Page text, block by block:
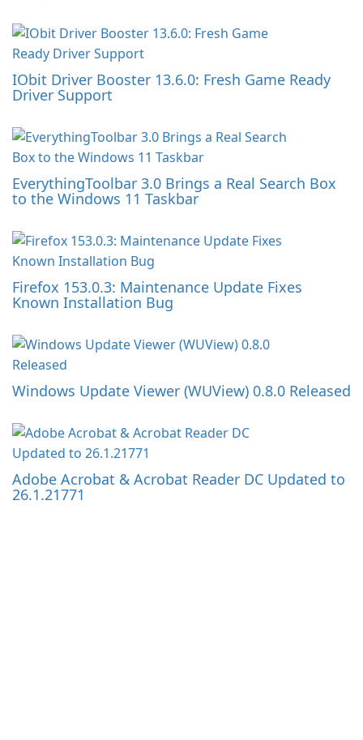
IObit Driver Booster 13.6.0: Fresh Game Ready
Driver Support
EverythingToolbar 3.0 Brings a Real Search Box
to the Windows 11 Taskbar
Firefox 153.0.3: Maintenance Update Fixes
Known Installation Bug
Windows Update Viewer (WUView) 0.8.0 Released
Adobe Acrobat & Acrobat Reader DC Updated to
26.1.21771